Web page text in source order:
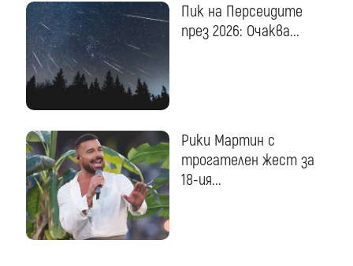
Пик на Персеидите
през 2026: Очаква...
Рики Мартин с
трогателен жест за
18-ия...